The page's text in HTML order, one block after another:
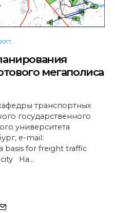
мегаполиса
транспортных
государственного
университета
e-mail:
basis for freight traffic
На…